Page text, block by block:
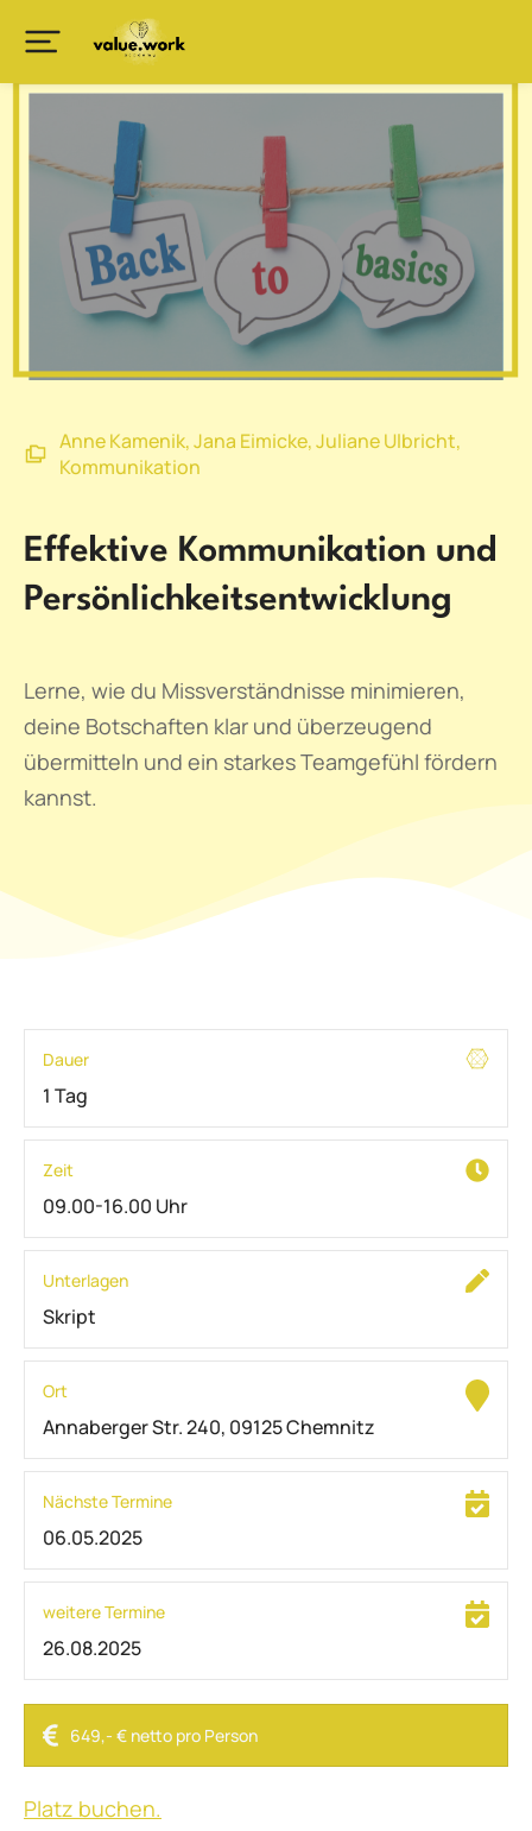
Anne Kamenik,Jana Eimicke,Juliane Ulbricht,
Kommunikation
Effektive Kommunikation und
Persönlichkeitsentwicklung
Lerne, wie du Missverständnisse minimieren,
deine Botschaften klar und überzeugend
übermitteln und ein starkes Teamgefühl fördern
kannst.
Dauer
1 Tag
Zeit
09.00-16.00 Uhr
Unterlagen
Skript
Ort
Annaberger Str. 240, 09125 Chemnitz
Nächste Termine
06.05.2025
weitere Termine
26.08.2025
649,- € netto pro Person
Platz buchen.